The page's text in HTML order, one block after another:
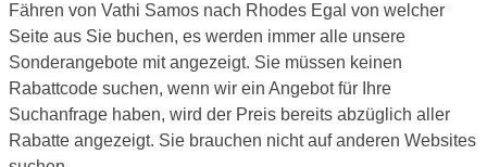
Fähren von Vathi Samos nach Rhodes Egal von welcher
Seite aus Sie buchen, es werden immer alle unsere
Sonderangebote mit angezeigt. Sie müssen keinen
Rabattcode suchen, wenn wir ein Angebot für Ihre
Suchanfrage haben, wird der Preis bereits abzüglich aller
Rabatte angezeigt. Sie brauchen nicht auf anderen Websites